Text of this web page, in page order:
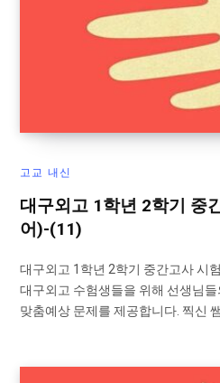
고교 내신
대구외고 1학년 2학기 중
어)-(11)
대구외고 1학년 2학기 중간고사 시
대구외고 수험생들을 위해 선생님
맞춤예상 문제를 제공합니다. 찍신